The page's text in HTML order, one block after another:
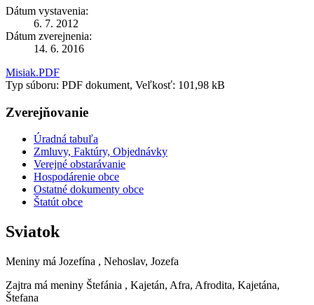
Dátum vystavenia:
6. 7. 2012
Dátum zverejnenia:
14. 6. 2016
Misiak.PDF
Typ súboru: PDF dokument, Veľkosť: 101,98 kB
Zverejňovanie
Úradná tabuľa
Zmluvy, Faktúry, Objednávky
Verejné obstarávanie
Hospodárenie obce
Ostatné dokumenty obce
Štatút obce
Sviatok
Meniny má Jozefína , Nehoslav, Jozefa
Zajtra má meniny Štefánia , Kajetán, Afra, Afrodita, Kajetána,
Štefana